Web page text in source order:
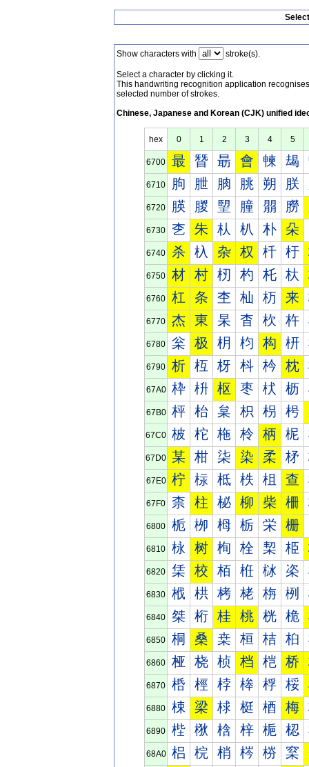
Show characters with stroke(s).
Select a character by clicking it.
This handwriting recognition application
selected number of strokes.
Chinese, Japanese and Korean (CJK) unified
hex 0 1 2 3 4 5
6700 最 朁 朂 會 朄 朅
6710 朐 朑 朒 朓 朔 朕
6720 朠 朡 朢 朣 朤 朥
6730 朰 朱 朲 朳 朴 朵
6740 杀 杁 杂 权 杄 杅
6750 材 村 杒 杓 杔 杕
6760 杠 条 杢 杣 杤 来
6770 杰 東 杲 杳 杴 杵
6780 枀 极 枂 枃 构 枅
6790 析 枑 枒 枓 枔 枕
67A0 枠 枡 枢 枣 枤 枥
67B0 枰 枱 枲 枳 枴 枵
67C0 柀 柁 柂 柃 柄 柅
67D0 某 柑 柒 染 柔 柕
67E0 柠 柡 柢 柣 柤 查
67F0 柰 柱 柲 柳 柴 柵
6800 栀 栁 栂 栃 栄 栅
6810 栐 树 栒 栓 栔 栕
6820 栠 校 栢 栣 栤 栥
6830 栰 栱 栲 栳 栴 栵
6840 桀 桁 桂 桃 桄 桅
6850 桐 桑 桒 桓 桔 桕
6860 桠 桡 桢 档 桤 桥
6870 桰 桱 桲 桳 桴 桵
6880 梀 梁 梂 梃 梄 梅
6890 梐 梑 梒 梓 梔 梕
68A0 梠 梡 梢 梣 梤 梥